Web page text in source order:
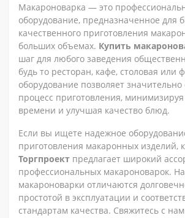
Макароноварка — это
оборудование, предназначенное для
качественного приготовления
больших объемах. Купить
шаг для любого заведения
будь то ресторан, кафе, столовая или
оборудование позволяет
процесс приготовления,
времени и улучшая качество блюд.
Если вы ищете надежное
приготовления макаронных изделий,
Торгпроект предлагает широкий
профессиональных макароноварок.
макароноварки отличаются
простотой в эксплуатации и
стандартам качества. Свяжитесь с